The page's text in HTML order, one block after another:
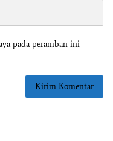
pada peramban ini